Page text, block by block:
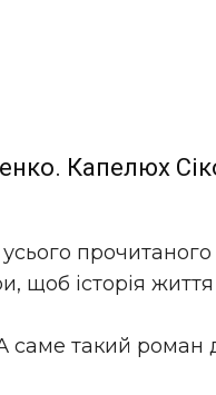
Капелюх
прочитаного
щоб історія
саме такий роман